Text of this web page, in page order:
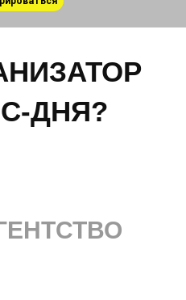
ДНЯ?